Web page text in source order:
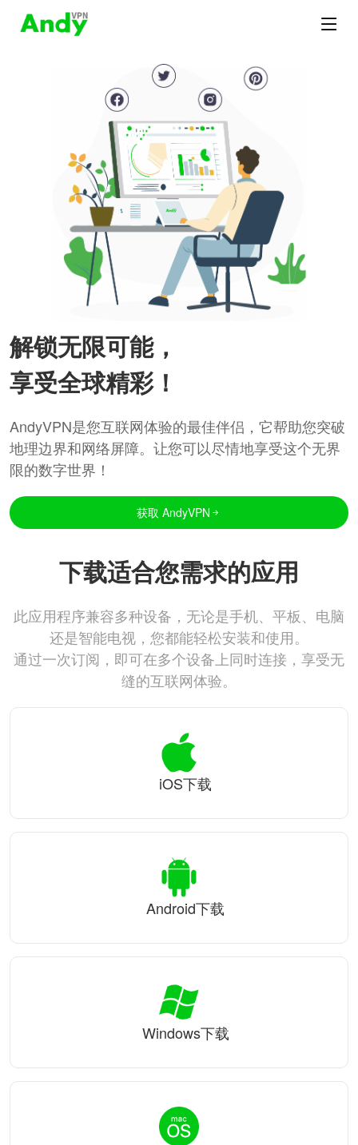
解锁无限可能，
享受全球精彩！
AndyVPN是您互联网体验的最佳伴侣，它帮助您突破
地理边界和网络屏障。让您可以尽情地享受这个无界
限的数字世界！
获取 AndyVPN
下载适合您需求的应用
此应用程序兼容多种设备，无论是手机、平板、电脑
还是智能电视，您都能轻松安装和使用。
通过一次订阅，即可在多个设备上同时连接，享受无
缝的互联网体验。
iOS下载
Android下载
Windows下载